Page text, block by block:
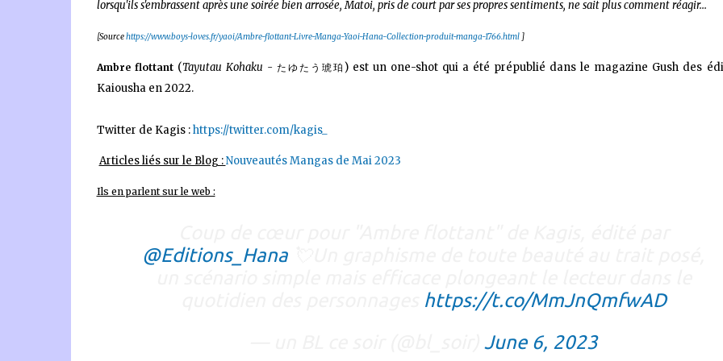
lorsqu'ils s'embrassent après une soirée bien arrosée, Matoi, pris de court par ses propres sentiments, ne sait plus comment réagir...
[Sourcehttps://www.boys-loves.fr/yaoi/Ambre-flottant-Livre-Manga-Yaoi-Hana-Collection-produit-manga-1766.html]
Ambre flottant (Tayutau Kohaku - たゆたう琥珀 ) est un one-shot qui a été prépublié dans le magazine Gush des
Kaiousha en 2022.
Twitter de Kagis :https://twitter.com/kagis_
Articles liés sur le Blog :Nouveautés Mangas de Mai 2023
Ils en parlent sur le web :
@Editions_Hana
https://t.co/MmJnQmfwAD
June 6, 2023